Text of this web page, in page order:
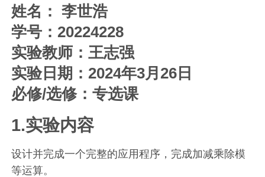
姓名： 李世浩
学号：20224228
实验教师：王志强
实验日期：2024年3月26日
必修/选修：专选课
1.实验内容
设计并完成一个完整的应用程序，完成加减乘除模
等运算。